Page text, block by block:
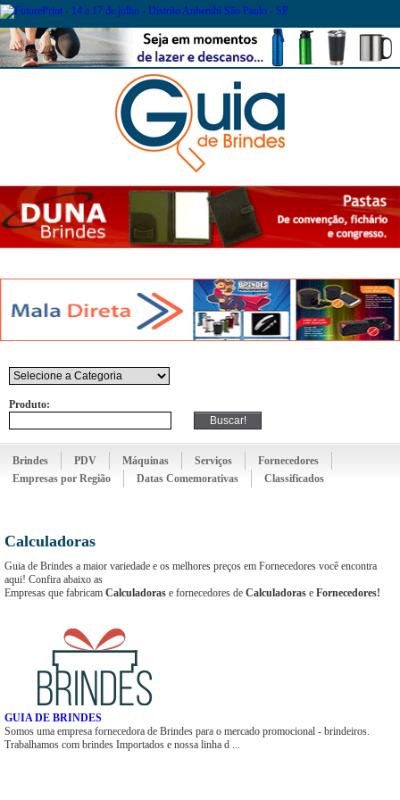
Produto:
Brindes PDV Máquinas Serviços
Fornecedores
Empresas por Região
Datas Comemorativas Classificados
Calculadoras
Guia de Brindes a maior variedade e os melhores preços em Fornecedores você encontra
aqui! Confira abaixo as
Empresas que fabricam Calculadoras e fornecedores de Calculadoras e Fornecedores!
GUIA DE BRINDES
Somos uma empresa fornecedora de Brindes para o mercado promocional - brindeiros.
Trabalhamos com brindes Importados e nossa linha d ...